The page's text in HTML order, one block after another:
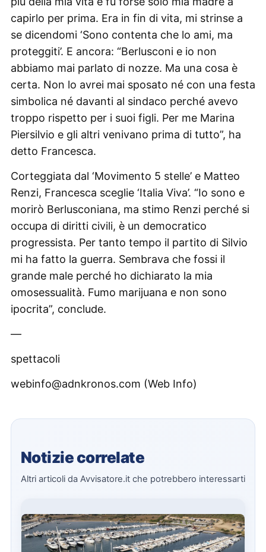
capirlo per prima. Era in fin di vita, mi strinse a
se dicendomi ‘Sono contenta che lo ami, ma
proteggiti’. E ancora: “Berlusconi e io non
abbiamo mai parlato di nozze. Ma una cosa è
certa. Non lo avrei mai sposato né con una festa
simbolica né davanti al sindaco perché avevo
troppo rispetto per i suoi figli. Per me Marina
Piersilvio e gli altri venivano prima di tutto”, ha
detto Francesca.
Corteggiata dal ‘Movimento 5 stelle’ e Matteo
Renzi, Francesca sceglie ‘Italia Viva’. “Io sono e
morirò Berlusconiana, ma stimo Renzi perché si
occupa di diritti civili, è un democratico
progressista. Per tanto tempo il partito di Silvio
mi ha fatto la guerra. Sembrava che fossi il
grande male perché ho dichiarato la mia
omosessualità. Fumo marijuana e non sono
ipocrita”, conclude.
—
spettacoli
webinfo@adnkronos.com (Web Info)
Notizie correlate
Altri articoli da Avvisatore.it che potrebbero interessarti